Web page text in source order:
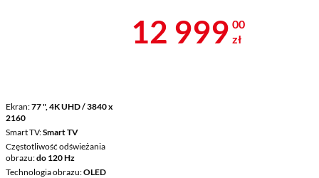
Ekran 77 ", 4K UHD / 3840 x
2160
Smart TV Smart TV
Częstotliwość odświeżania
obrazu do 120 Hz
Technologia obrazu OLED
Cena 12 999
12 999 00
zł